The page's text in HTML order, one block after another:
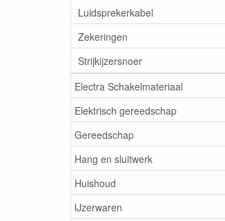
Luidsprekerkabel
Zekeringen
Strijkijzersnoer
Electra Schakelmateriaal
Elektrisch gereedschap
Gereedschap
Hang en sluitwerk
Huishoud
IJzerwaren